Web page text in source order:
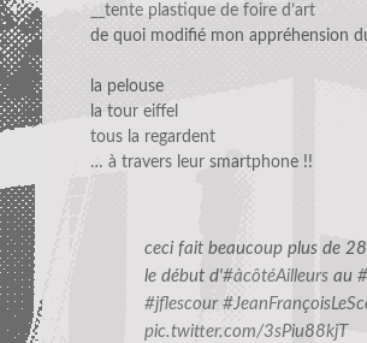
__tente plastique de foire d’art
de quoi modifié mon appréhension
la pelouse
la tour eiffel
tous la regardent
… à travers leur smartphone !!
ceci fait beaucoup plus de
le début d'#àcôtéAilleurs au
#jflescour
pic.twitter.com/3sPiu88kjT